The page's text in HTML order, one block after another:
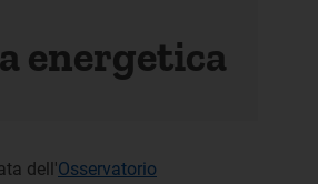
energetica
dell'Osservatorio